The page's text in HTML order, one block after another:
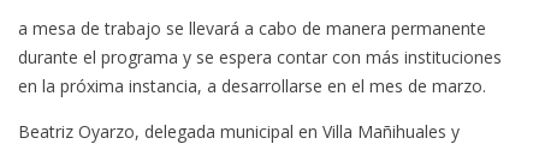
a mesa de trabajo se llevará a cabo de manera permanente
durante el programa y se espera contar con más instituciones
en la próxima instancia, a desarrollarse en el mes de marzo.
Beatriz Oyarzo, delegada municipal en Villa Mañihuales y